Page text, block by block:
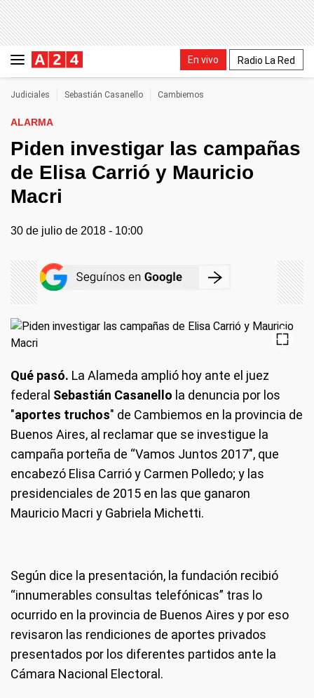
En vivo Radio La Red
Judiciales Sebastián Casanello Cambiemos
ALARMA
Piden investigar las campañas
de Elisa Carrió y Mauricio
Macri
30 de julio de 2018 - 10:00
Qué pasó. La Alameda amplió hoy ante el juez
federal Sebastián Casanello la denuncia por los
"aportes truchos" de Cambiemos en la provincia de
Buenos Aires, al reclamar que se investigue la
campaña porteña de “Vamos Juntos 2017", que
encabezó Elisa Carrió y Carmen Polledo; y las
presidenciales de 2015 en las que ganaron
Mauricio Macri y Gabriela Michetti.
Según dice la presentación, la fundación recibió
“innumerables consultas telefónicas” tras lo
ocurrido en la provincia de Buenos Aires y por eso
revisaron las rendiciones de aportes privados
presentados por los diferentes partidos ante la
Cámara Nacional Electoral.